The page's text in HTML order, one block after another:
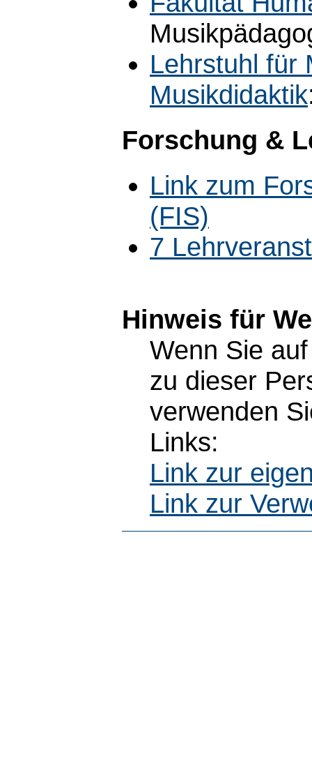
Lehrstuhl für
Musikdidaktik
Forschung &
Link zum
(FIS)
7
Hinweis für
Wenn Sie
zu dieser
verwenden
Links:
Link zur
Link zur